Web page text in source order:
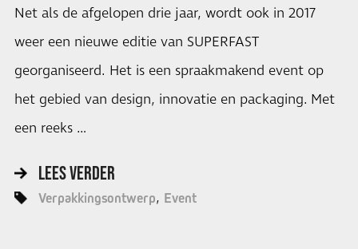
Net als de afgelopen drie jaar, wordt ook in 2017
weer een nieuwe editie van SUPERFAST
georganiseerd. Het is een spraakmakend event op
het gebied van design, innovatie en packaging. Met
een reeks …
LEES VERDER
Verpakkingsontwerp Event